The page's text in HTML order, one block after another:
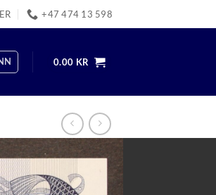
+47 474 13 598
0.00 KR